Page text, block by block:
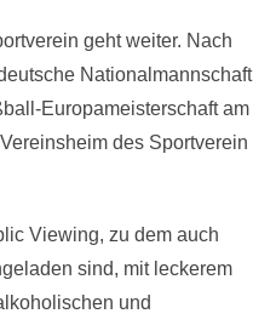
geht weiter. Nach
Nationalmannschaft
Europameisterschaft am
des Sportverein
Viewing, zu dem auch
sind, mit leckerem
und